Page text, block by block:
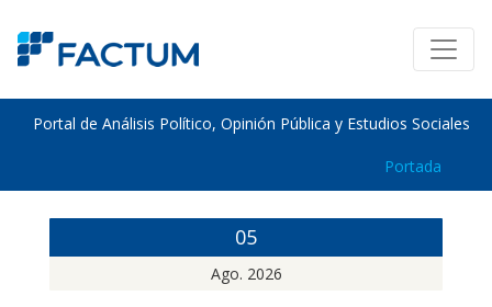
Portal de Análisis Político, Opinión Pública y Estudios Sociales
Portada
05
Ago. 2026